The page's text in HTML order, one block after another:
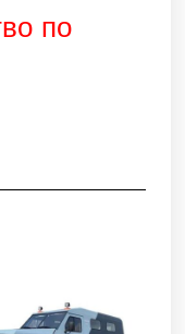
по